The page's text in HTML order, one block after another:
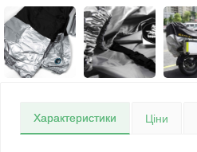
Характеристики Ціни